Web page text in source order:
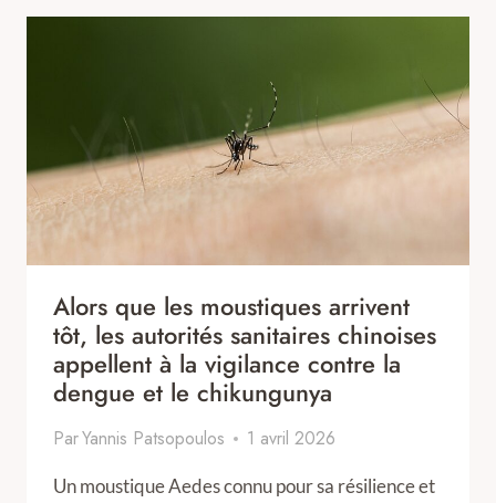
Alors que les moustiques arrivent
tôt, les autorités sanitaires chinoises
appellent à la vigilance contre la
dengue et le chikungunya
ParYannis Patsopoulos 1 avril 2026
Un moustique Aedes connu pour sa résilience et